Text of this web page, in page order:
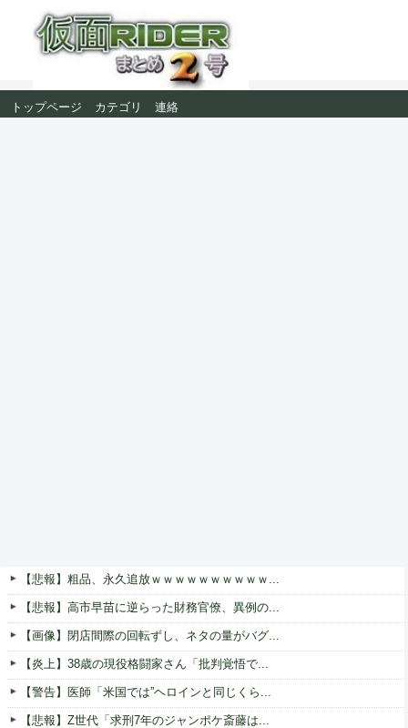
トップページ カテゴリ 連絡
【悲報】粗品、永久追放ｗｗｗｗｗｗｗｗｗｗ...
【悲報】高市早苗に逆らった財務官僚、異例の...
【画像】閉店間際の回転ずし、ネタの量がバグ...
【炎上】38歳の現役格闘家さん「批判覚悟で...
【警告】医師「米国では”ヘロインと同じくら...
【悲報】Z世代「求刑7年のジャンポケ斎藤は...